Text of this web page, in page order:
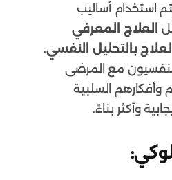
استخدام أساليب
العلاج المعرفي
العلاج بالتحليل النفسي.
مع المرضى
السلبية
وأكثر بناءً.